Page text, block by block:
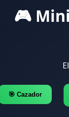
🎮
🎯 Cazador